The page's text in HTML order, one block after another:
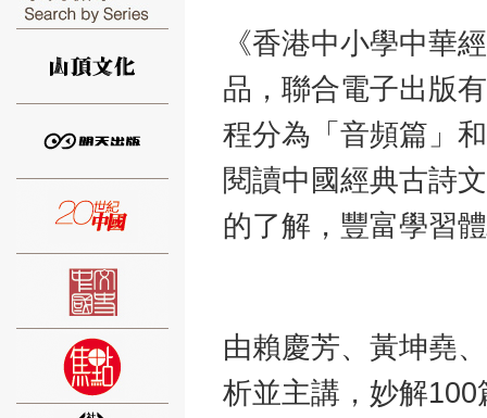
⑥
《香港中小學中華
品，聯合電子出版
程分為「音頻篇」
閱讀中國經典古詩
的了解，豐富學習
由賴慶芳、黃坤堯
析並主講，妙解